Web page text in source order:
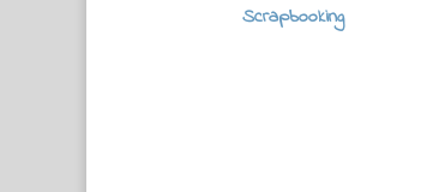
Scrapbooking